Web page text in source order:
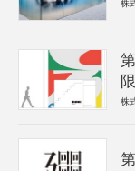
株
株